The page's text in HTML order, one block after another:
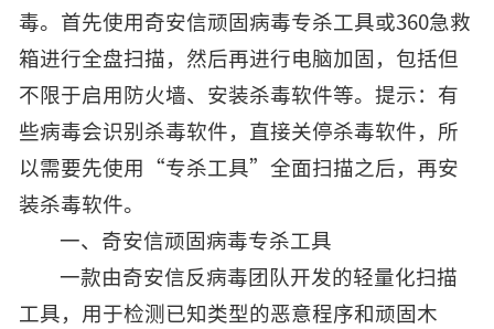
毒。首先使用奇安信顽固病毒专杀工具或360急救
箱进行全盘扫描，然后再进行电脑加固，包括但
不限于启用防火墙、安装杀毒软件等。提示：有
些病毒会识别杀毒软件，直接关停杀毒软件，所
以需要先使用“专杀工具”全面扫描之后，再安
装杀毒软件。
一、奇安信顽固病毒专杀工具
一款由奇安信反病毒团队开发的轻量化扫描
工具，用于检测已知类型的恶意程序和顽固木